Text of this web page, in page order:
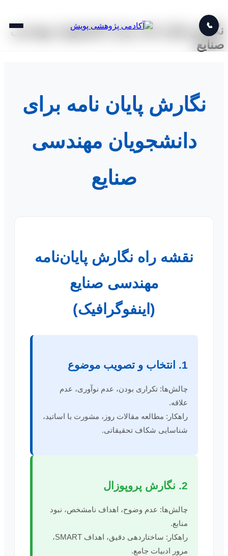
📞
نگارش پایان نامه برای دانشجویان مهندسی
صنایع
نگارش پایان نامه برای
دانشجویان مهندسی
صنایع
نقشه راه نگارش پایان‌نامه
مهندسی صنایع
(اینفوگرافیک)
1. انتخاب و تصویب موضوع
چالش‌ها: تکراری بودن، عدم نوآوری، عدم
علاقه.
راهکار: مطالعه مقالات روز، مشورت با اساتید،
شناسایی شکاف تحقیقاتی.
2. نگارش پروپوزال
چالش‌ها: عدم وضوح، اهداف نامشخص، نبود
منابع.
راهکار: ساختاردهی دقیق، اهداف SMART،
مرور ادبیات جامع.